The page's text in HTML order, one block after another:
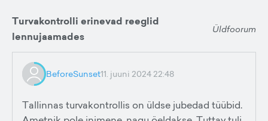
Turvakontrolli erinevad reeglid
lennujaamades
Üldfoorum
BeforeSunset11. juuni 2024 22:48
Tallinnas turvakontrollis on üldse jubedad tüübid.